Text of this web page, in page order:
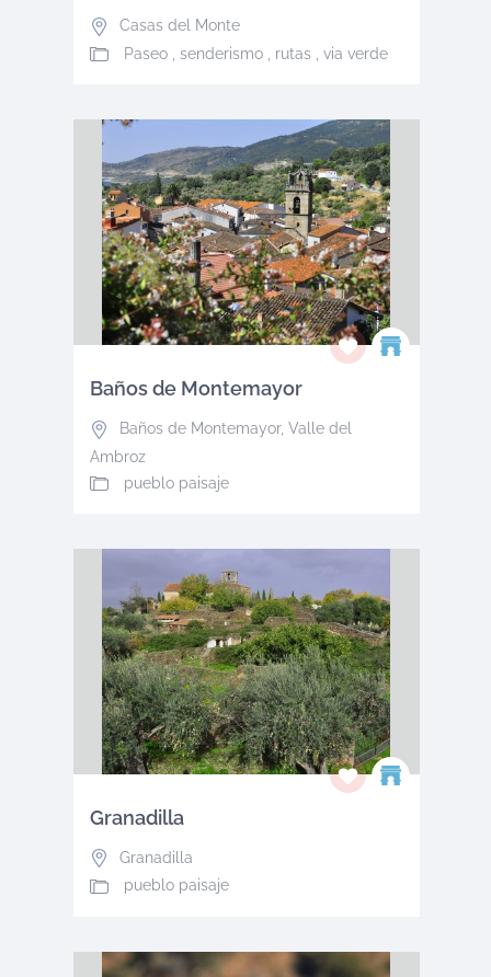
Casas del Monte
Paseo , senderismo , rutas , via verde
Baños de Montemayor
Baños de Montemayor, Valle del
Ambroz
pueblo paisaje
Granadilla
Granadilla
pueblo paisaje